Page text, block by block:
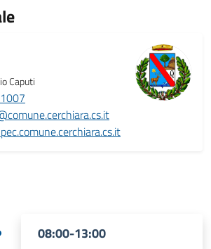
Caputi
08:00-13:00